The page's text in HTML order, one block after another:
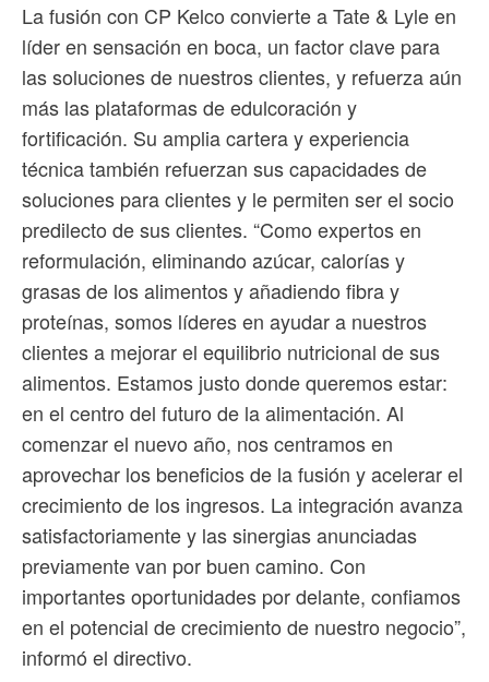
La fusión con CP Kelco convierte a Tate & Lyle en
líder en sensación en boca, un factor clave para
las soluciones de nuestros clientes, y refuerza aún
más las plataformas de edulcoración y
fortificación. Su amplia cartera y experiencia
técnica también refuerzan sus capacidades de
soluciones para clientes y le permiten ser el socio
predilecto de sus clientes. “Como expertos en
reformulación, eliminando azúcar, calorías y
grasas de los alimentos y añadiendo fibra y
proteínas, somos líderes en ayudar a nuestros
clientes a mejorar el equilibrio nutricional de sus
alimentos. Estamos justo donde queremos estar:
en el centro del futuro de la alimentación. Al
comenzar el nuevo año, nos centramos en
aprovechar los beneficios de la fusión y acelerar el
crecimiento de los ingresos. La integración avanza
satisfactoriamente y las sinergias anunciadas
previamente van por buen camino. Con
importantes oportunidades por delante, confiamos
en el potencial de crecimiento de nuestro negocio”,
informó el directivo.